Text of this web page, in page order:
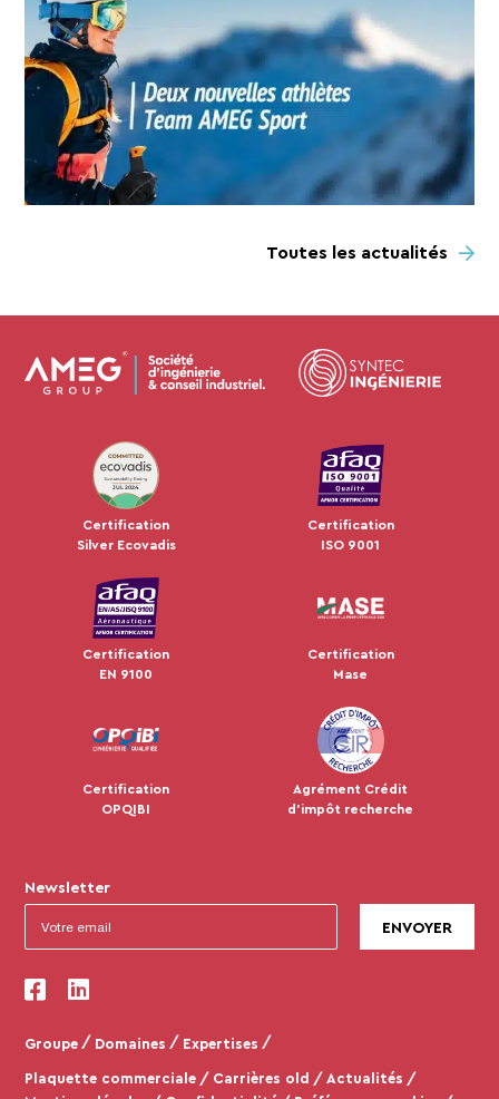
Toutes les actualités
JUL 2024
Certification
Silver Ecovadis
Certification
ISO 9001
Certification
EN 9100
Certification
Mase
Certification
OPQIBI
Agrément Crédit
d'impôt recherche
Newsletter
Groupe Domaines
Expertises
Plaquette commerciale
Carrières old
Actualités